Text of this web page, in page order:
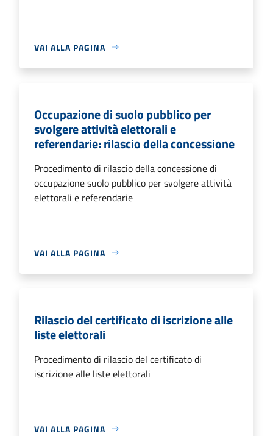
VAI ALLA PAGINA
Occupazione di suolo pubblico per
svolgere attività elettorali e
referendarie: rilascio della concessione
Procedimento di rilascio della concessione di
occupazione suolo pubblico per svolgere attività
elettorali e referendarie
VAI ALLA PAGINA
Rilascio del certificato di iscrizione alle
liste elettorali
Procedimento di rilascio del certificato di
iscrizione alle liste elettorali
VAI ALLA PAGINA